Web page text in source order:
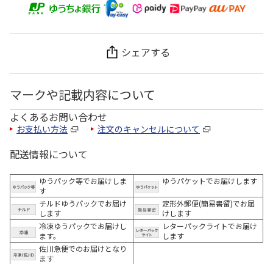
シェアする
マークや記載内容について
よくあるお問い合わせ
お支払い方法 注文のキャンセルについて
配送情報について
ゆうパック等でお届けしま
す
ゆうパケットでお届けします
チルドゆうパックでお届け
します
定形外郵便(簡易書留)でお届
けします
冷凍ゆうパックでお届けし
ます。
レターパックライトでお届け
します
佐川急便でのお届けとなり
ます